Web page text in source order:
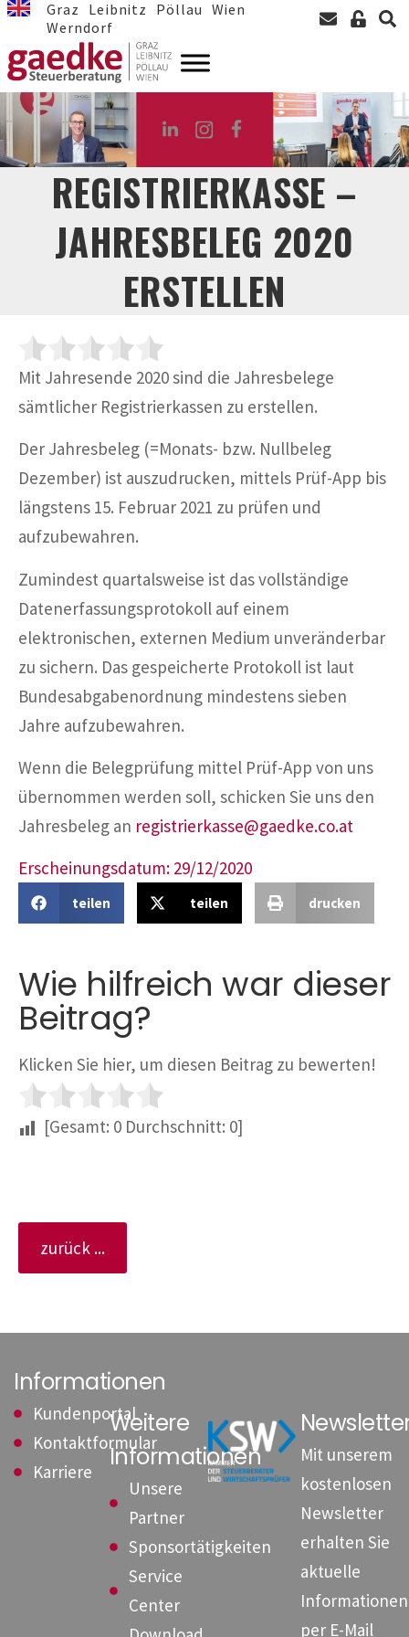
Graz Leibnitz Pöllau Wien
Werndorf
REGISTRIERKASSE –
JAHRESBELEG 2020
ERSTELLEN
Mit Jahresende 2020 sind die Jahresbelege
sämtlicher Registrierkassen zu erstellen.
Der Jahresbeleg (=Monats- bzw. Nullbeleg
Dezember) ist auszudrucken, mittels Prüf-App bis
längstens 15. Februar 2021 zu prüfen und
aufzubewahren.
Zumindest quartalsweise ist das vollständige
Datenerfassungsprotokoll auf einem
elektronischen, externen Medium unveränderbar
zu sichern. Das gespeicherte Protokoll ist laut
Bundesabgabenordnung mindestens sieben
Jahre aufzubewahren.
Wenn die Belegprüfung mittel Prüf-App von uns
übernommen werden soll, schicken Sie uns den
Jahresbeleg an registrierkasse@gaedke.co.at
Erscheinungsdatum: 29/12/2020
teilen teilen drucken
Wie hilfreich war dieser
Beitrag?
Klicken Sie hier, um diesen Beitrag zu bewerten!
[Gesamt: 0 Durchschnitt: 0]
zurück ...
Informationen
Kundenportal
Kontaktformular
Karriere
Weitere
Informationen
Unsere
Partner
Sponsortätigkeiten
Service
Center
Mit unserem
kostenlosen
Newsletter
erhalten Sie
aktuelle
Informationen
per E-Mail